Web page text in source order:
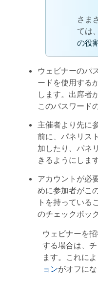
さま
ては、
の役
ウェビナーのパ
ードを使用する
します。出席者
このパスワード
主催者より先に
前に、パネリス
加したり、パネ
きるようにします
アカウントが必
めに参加者がこ
トを持っている
のチェックボッ
ウェビナーを
する場合は、
ます。これに
ョンがオフにな